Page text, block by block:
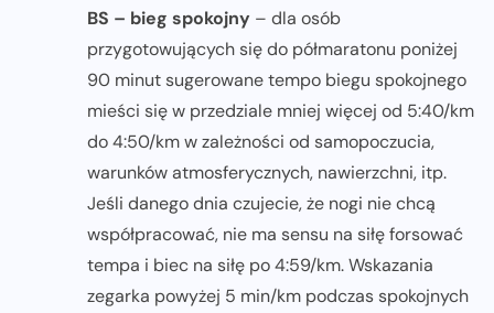
BS – bieg spokojny – dla osób
przygotowujących się do półmaratonu poniżej
90 minut sugerowane tempo biegu spokojnego
mieści się w przedziale mniej więcej od 5:40/km
do 4:50/km w zależności od samopoczucia,
warunków atmosferycznych, nawierzchni, itp.
Jeśli danego dnia czujecie, że nogi nie chcą
współpracować, nie ma sensu na siłę forsować
tempa i biec na siłę po 4:59/km. Wskazania
zegarka powyżej 5 min/km podczas spokojnych